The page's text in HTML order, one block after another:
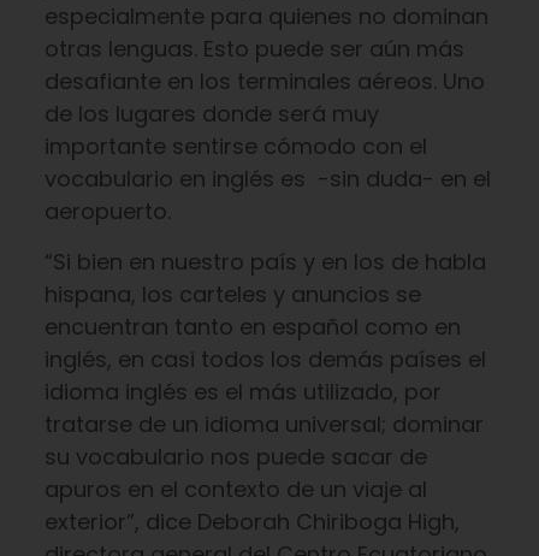
especialmente para quienes no dominan
otras lenguas. Esto puede ser aún más
desafiante en los terminales aéreos. Uno
de los lugares donde será muy
importante sentirse cómodo con el
vocabulario en inglés es -sin duda- en el
aeropuerto.
“Si bien en nuestro país y en los de habla
hispana, los carteles y anuncios se
encuentran tanto en español como en
inglés, en casi todos los demás países el
idioma inglés es el más utilizado, por
tratarse de un idioma universal; dominar
su vocabulario nos puede sacar de
apuros en el contexto de un viaje al
exterior”, dice Deborah Chiriboga High,